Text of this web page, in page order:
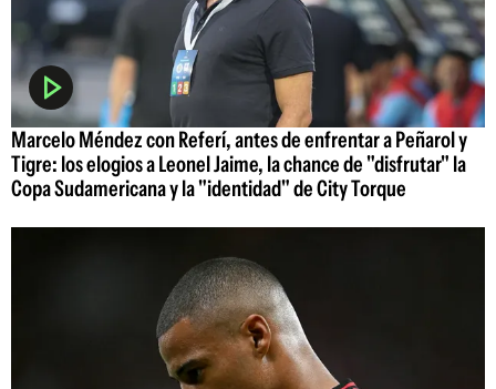
Marcelo Méndez con Referí, antes de enfrentar a Peñarol y
Tigre: los elogios a Leonel Jaime, la chance de "disfrutar" la
Copa Sudamericana y la "identidad" de City Torque